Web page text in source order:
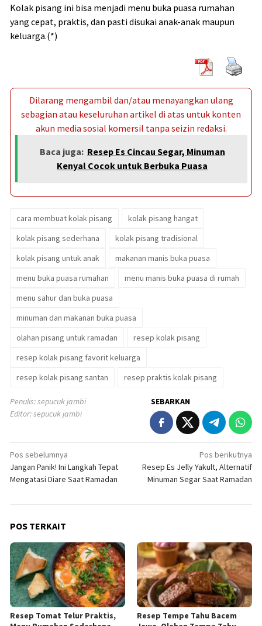
Kolak pisang ini bisa menjadi menu buka puasa rumahan
yang cepat, praktis, dan pasti disukai anak-anak maupun
keluarga.(*)
Dilarang mengambil dan/atau menayangkan ulang
sebagian atau keseluruhan artikel di atas untuk konten
akun media sosial komersil tanpa seizin redaksi.
Baca juga: Resep Es Cincau Segar, Minuman
Kenyal Cocok untuk Berbuka Puasa
cara membuat kolak pisang
kolak pisang hangat
kolak pisang sederhana
kolak pisang tradisional
kolak pisang untuk anak
makanan manis buka puasa
menu buka puasa rumahan
menu manis buka puasa di rumah
menu sahur dan buka puasa
minuman dan makanan buka puasa
olahan pisang untuk ramadan
resep kolak pisang
resep kolak pisang favorit keluarga
resep kolak pisang santan
resep praktis kolak pisang
Penulis: sepucuk jambi
Editor: sepucuk jambi
SEBARKAN
Navigasi
pos
Pos sebelumnya
Jangan Panik! Ini Langkah Tepat
Mengatasi Diare Saat Ramadan
Pos berikutnya
Resep Es Jelly Yakult, Alternatif
Minuman Segar Saat Ramadan
POS TERKAIT
Resep Tomat Telur Praktis,
Resep Tempe Tahu Bacem